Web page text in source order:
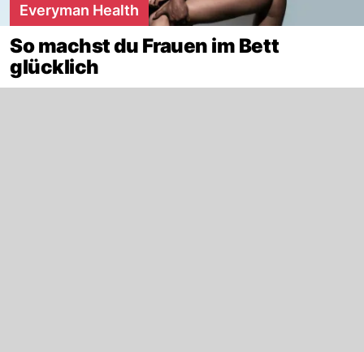
Everyman Health
So machst du Frauen im Bett
glücklich